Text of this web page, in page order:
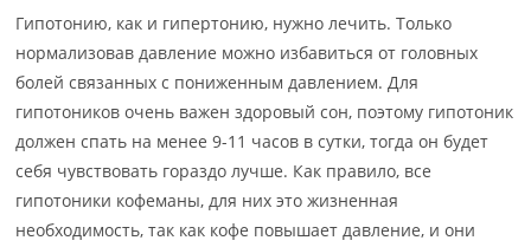
Гипотонию, как и гипертонию, нужно лечить. Только
нормализовав давление можно избавиться от головных
болей связанных с пониженным давлением. Для
гипотоников очень важен здоровый сон, поэтому гипотоник
должен спать на менее 9-11 часов в сутки, тогда он будет
себя чувствовать гораздо лучше. Как правило, все
гипотоники кофеманы, для них это жизненная
необходимость, так как кофе повышает давление, и они